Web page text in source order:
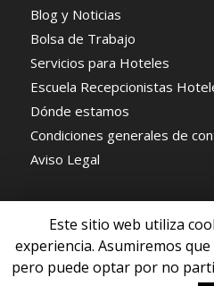
Blog y Noticias
Bolsa de Trabajo
Servicios para Hoteles
Escuela Recepcionistas
Dónde estamos
Condiciones generales de
Aviso Legal
© Copyright - Escuela de
Este sitio web utiliza
experiencia. Asumiremos
pero puede optar por no